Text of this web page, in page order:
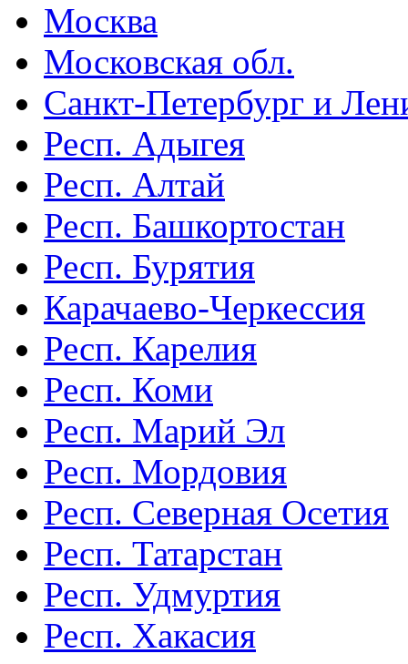
Москва
Московская обл.
Санкт-Петербург и
Респ. Адыгея
Респ. Алтай
Респ. Башкортостан
Респ. Бурятия
Карачаево-Черкессия
Респ. Карелия
Респ. Коми
Респ. Марий Эл
Респ. Мордовия
Респ. Северная Осетия
Респ. Татарстан
Респ. Удмуртия
Респ. Хакасия